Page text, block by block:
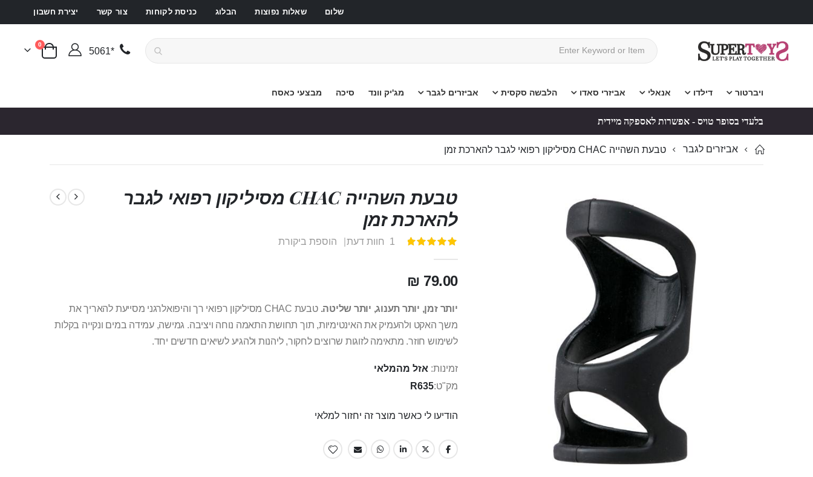
שלום שאלות נפוצות הבלוג כניסת לקוחות צור קשר יצירת חשבון
*5061
סל קניות
0פריטים
ויברטור דילדו אנאלי אביזרי סאדו הלבשה סקסית אביזרים לגבר מג'יק וונד סיכה מבצעי כאסח
בלעדי בסופר טויס - אפשרות לאספקה מיידית
אביזרים לגבר טבעת השהייה CHAC מסיליקון רפואי לגבר להארכת זמן
טבעת השהייה CHAC מסיליקון רפואי לגבר
להארכת זמן
דירוג:
1 חוות דעת הוספת ביקורת
79.00 ₪
יותר זמן, יותר תענוג, יותר שליטה.
טבעת CHAC מסיליקון רפואי רך והיפואלרגני מסייעת להאריך את
משך האקט ולהעמיק את האינטימיות, תוך תחושת התאמה נוחה ויציבה. גמישה, עמידה במים ונקייה בקלות
לשימוש חוזר. מתאימה לזוגות שרוצים לחקור, ליהנות ולהגיע לשיאים חדשים יחד.
זמינות: אזל מהמלאי
מק"ט R635
הודיעו לי כאשר מוצר זה יחזור למלאי